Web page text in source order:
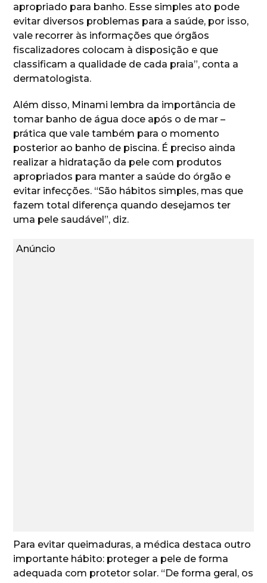
apropriado para banho. Esse simples ato pode
evitar diversos problemas para a saúde, por isso,
vale recorrer às informações que órgãos
fiscalizadores colocam à disposição e que
classificam a qualidade de cada praia”, conta a
dermatologista.
Além disso, Minami lembra da importância de
tomar banho de água doce após o de mar –
prática que vale também para o momento
posterior ao banho de piscina. É preciso ainda
realizar a hidratação da pele com produtos
apropriados para manter a saúde do órgão e
evitar infecções. “São hábitos simples, mas que
fazem total diferença quando desejamos ter
uma pele saudável”, diz.
Anúncio
Para evitar queimaduras, a médica destaca outro
importante hábito: proteger a pele de forma
adequada com protetor solar. “De forma geral, os